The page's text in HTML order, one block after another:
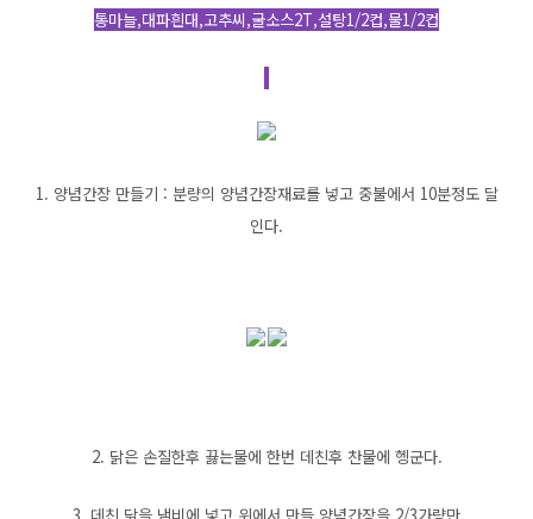
통마늘,대파흰대,고추씨,굴소스2T,설탕1/2컵,물1/2컵
1. 양념간장 만들기 : 분량의 양념간장재료를 넣고 중불에서 10분정도 달
인다.
2. 닭은 손질한후 끓는물에 한번 데친후 찬물에 헹군다.